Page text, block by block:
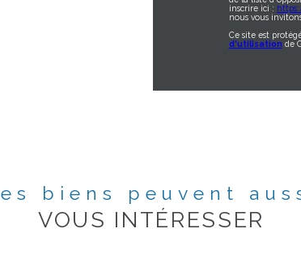
inscrire ici :
nous vous
Ce site est
d'utilisation de
Ces biens peuvent
VOUS INTÉRESSER